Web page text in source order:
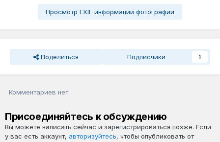
Просмотр EXIF информации фотографии
Поделиться Подписчики 1
Комментариев нет
Присоединяйтесь к обсуждению
Вы можете написать сейчас и зарегистрироваться позже. Если
у вас есть аккаунт, авторизуйтесь, чтобы опубликовать от